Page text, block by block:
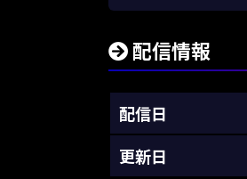
配信情報
配信日
更新日